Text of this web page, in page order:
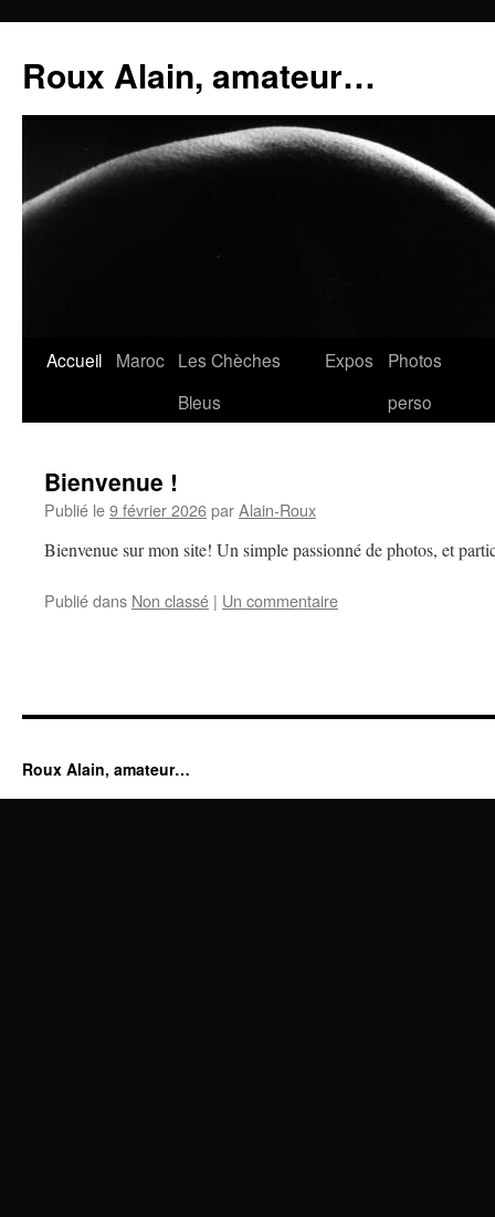
contenu
Roux Alain, amateur…
Accueil Maroc Les Chèches
Bleus
Expos
Photos
perso
Bienvenue !
Publié le9 février 2026parAlain-Roux
Bienvenue sur mon site! Un simple passionné de photos, et
Publié dans Non classé | Un commentaire
Roux Alain, amateur…